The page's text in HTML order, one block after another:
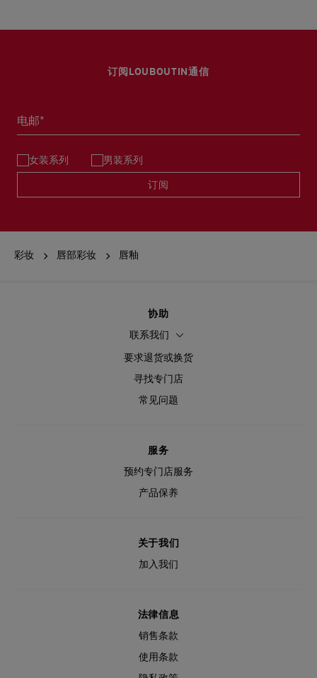
订阅LOUBOUTIN通信
电邮*
女装系列 男装系列
订阅
彩妆 唇部彩妆 唇釉
协助
联系我们
要求退货或换货
寻找专门店
常见问题
服务
预约专门店服务
产品保养
关于我们
加入我们
法律信息
销售条款
使用条款